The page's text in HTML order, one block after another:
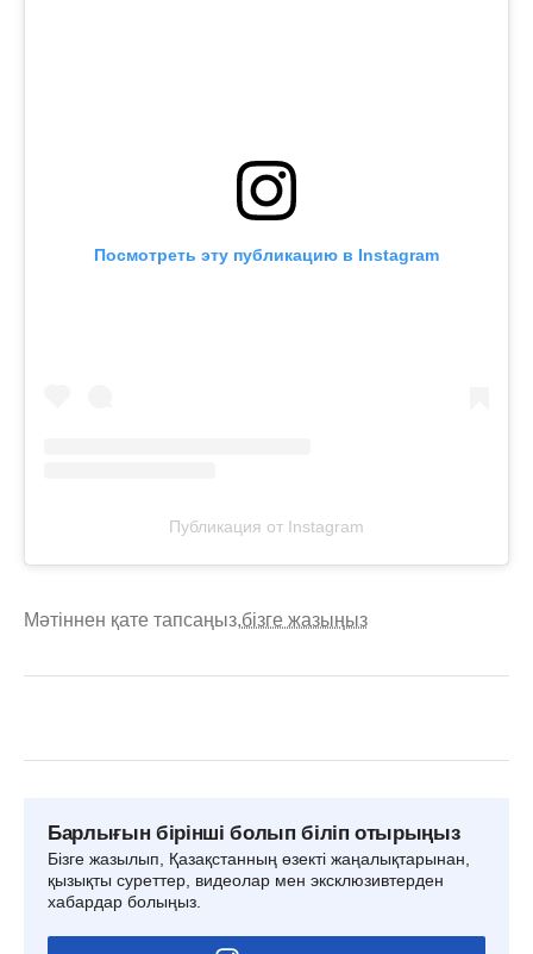
Посмотреть эту публикацию в Instagram
Публикация от Instagram
Мәтіннен қате тапсаңыз,бізге жазыңыз
Барлығын бірінші болып біліп отырыңыз
Бізге жазылып, Қазақстанның өзекті жаңалықтарынан,
қызықты суреттер, видеолар мен эксклюзивтерден
хабардар болыңыз.